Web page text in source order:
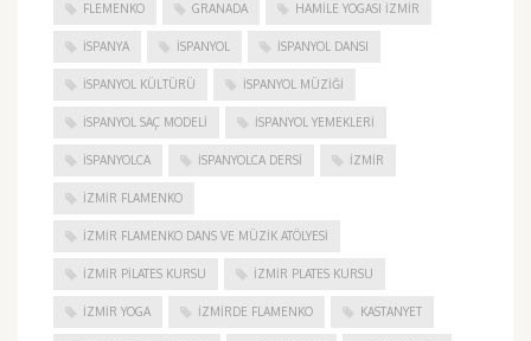
FLEMENKO GRANADA HAMILE YOGASI İZMIR
ISPANYA İSPANYOL İSPANYOL DANSI
İSPANYOL KÜLTÜRÜ İSPANYOL MÜZIĞI
İSPANYOL SAÇ MODELI İSPANYOL YEMEKLERI
İSPANYOLCA İSPANYOLCA DERSI IZMIR
IZMIR FLAMENKO
İZMIR FLAMENKO DANS VE MÜZIK ATÖLYESI
İZMIR PILATES KURSU İZMIR PLATES KURSU
İZMIR YOGA IZMIRDE FLAMENKO KASTANYET